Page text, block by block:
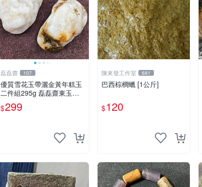
磊磊齋 107
優質雪花玉帶灑金黃年糕玉
二件組295g 磊磊齋東玉東
海岸心臟石皮蛋青老麥芽黑
鬼年糕玉血絲碧玉油質虎斑
$299
陳來發工作室 681
巴西棕櫚蠟 [1公斤]
$120